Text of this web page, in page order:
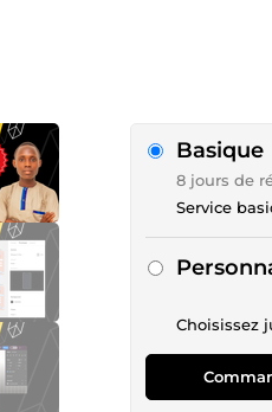
Basique
8 jours de
Service
Choisissez